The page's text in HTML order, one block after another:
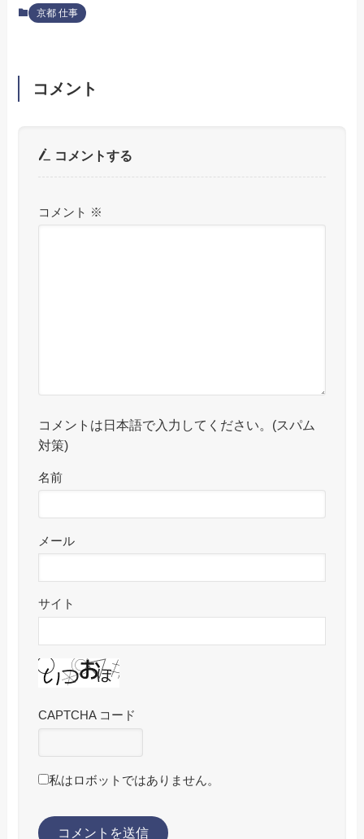
京都 仕事
コメント
コメントする
コメント ※
コメントは日本語で入力してください。(スパム
対策)
名前
メール
サイト
CAPTCHA コード
私はロボットではありません。